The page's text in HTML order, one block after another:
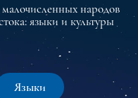
народов
языки и культуры
Языки